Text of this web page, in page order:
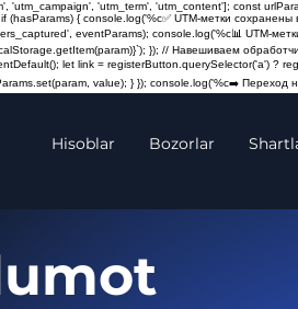
'utm_campaign', 'utm_term', 'utm_content']; const
(hasParams) { console.log('%c✅ UTM-метки
eventParams); console.log('%c📊 UTM-
}); // Навешиваем
let link = registerButton.querySelector('a') ?
value); } }); console.log('%c➡️
Hisoblar Bozorlar